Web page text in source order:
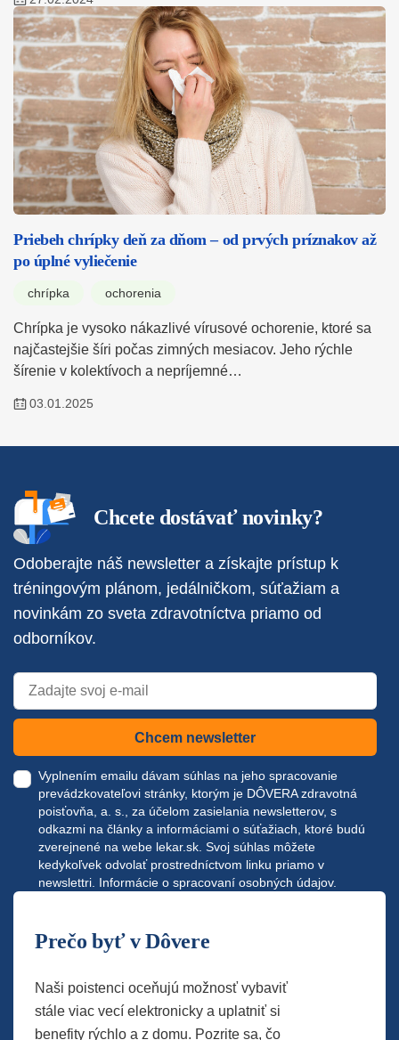
Priebeh chrípky deň za dňom – od prvých príznakov až
po úplné vyliečenie
chrípka ochorenia
Chrípka je vysoko nákazlivé vírusové ochorenie, ktoré sa
najčastejšie šíri počas zimných mesiacov. Jeho rýchle
šírenie v kolektívoch a nepríjemné…
03.01.2025
Chcete dostávať novinky?
Odoberajte náš newsletter a získajte prístup k
tréningovým plánom, jedálničkom, súťažiam a
novinkám zo sveta zdravotníctva priamo od
odborníkov.
Chcem newsletter
Vyplnením emailu dávam súhlas na jeho spracovanie
prevádzkovateľovi stránky, ktorým je DÔVERA zdravotná
poisťovňa, a. s., za účelom zasielania newsletterov, s
odkazmi na články a informáciami o súťažiach, ktoré budú
zverejnené na webe lekar.sk. Svoj súhlas môžete
kedykoľvek odvolať prostredníctvom linku priamo v
newslettri. Informácie o spracovaní osobných údajov.
Prečo byť v Dôvere
Naši poistenci oceňujú možnosť vybaviť
stále viac vecí elektronicky a uplatniť si
benefity rýchlo a z domu. Pozrite sa, čo